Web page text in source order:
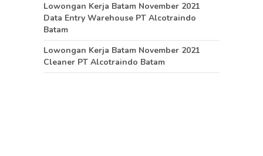
Lowongan Kerja Batam November 2021
Data Entry Warehouse PT Alcotraindo
Batam
Lowongan Kerja Batam November 2021
Cleaner PT Alcotraindo Batam